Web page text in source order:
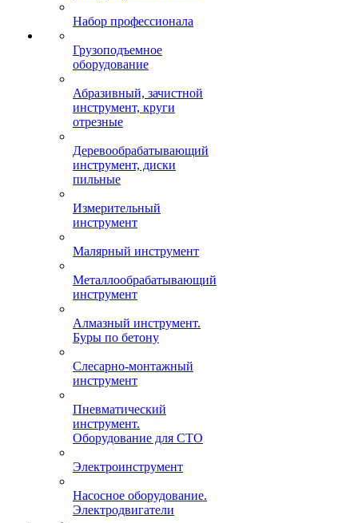
Набор профессионала
Грузоподъемное
оборудование
Абразивный, зачистной
инструмент, круги
отрезные
Деревообрабатывающий
инструмент, диски
пильные
Измерительный
инструмент
Малярный инструмент
Металлообрабатывающий
инструмент
Алмазный инструмент.
Буры по бетону
Слесарно-монтажный
инструмент
Пневматический
инструмент.
Оборудование для СТО
Электроинструмент
Насосное оборудование.
Электродвигатели